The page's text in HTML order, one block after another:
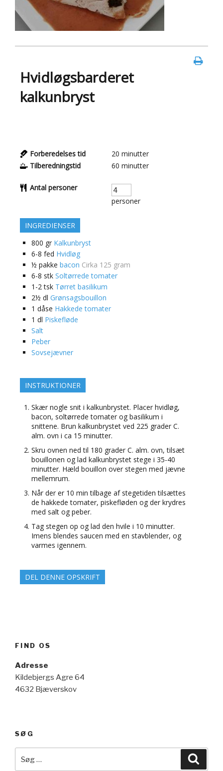
Hvidløgsbarderet
kalkunbryst
Forberedelses tid 20 minutter
Tilberedningstid
60 minutter
Antal personer
personer
INGREDIENSER
800 gr Kalkunbryst
6-8 fed Hvidløg
½ pakke bacon Cirka 125 gram
6-8 stk Soltørrede tomater
1-2 tsk Tørret basilikum
2½ dl Grønsagsbouillon
1 dåse Hakkede tomater
1 dl Piskefløde
Salt
Peber
Sovsejævner
INSTRUKTIONER
Skær nogle snit i kalkunbrystet. Placer hvidløg,
bacon, soltørrede tomater og basilikum i
snittene. Brun kalkunbrystet ved 225 grader C.
alm. ovn i ca 15 minutter.
Skru ovnen ned til 180 grader C. alm. ovn, tilsæt
bouillonen og lad kalkunbrystet stege i 35-40
minutter. Hæld bouillon over stegen med jævne
mellemrum.
Når der er 10 min tilbage af stegetiden tilsættes
de hakkede tomater, piskefløden og der krydres
med salt og peber.
Tag stegen op og lad den hvile i 10 minutter.
Imens blendes saucen med en stavblender, og
varmes igennem.
DEL DENNE OPSKRIFT
FIND OS
Adresse
Kildebjergs Agre 64
4632 Bjæverskov
SØG
efter: